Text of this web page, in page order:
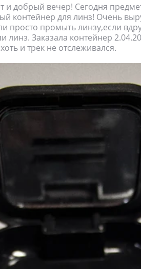
и добрый вечер! Сегодня
контейнер для линз! Очень
просто промыть линзу,если
линз. Заказала контейнер
и трек не отслеживался.